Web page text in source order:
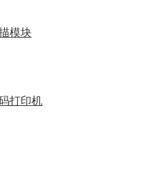
模块
打印机